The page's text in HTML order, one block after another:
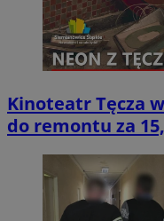
Kinoteatr Tęcza
do remontu za